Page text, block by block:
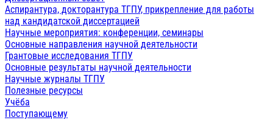
Аспирантура, докторантура ТГПУ, прикрепление для работы
над кандидатской диссертацией
Научные мероприятия: конференции, семинары
Основные направления научной деятельности
Грантовые исследования ТГПУ
Основные результаты научной деятельности
Научные журналы ТГПУ
Полезные ресурсы
Учёба
Поступающему